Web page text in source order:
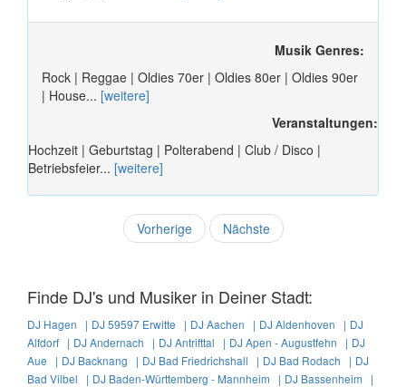
Musik Genres:
Rock | Reggae | Oldies 70er | Oldies 80er | Oldies 90er
| House... [weitere]
Veranstaltungen:
Hochzeit | Geburtstag | Polterabend | Club / Disco |
Betriebsfeier... [weitere]
Vorherige Nächste
Finde DJ's und Musiker in Deiner Stadt:
DJ Hagen | DJ 59597 Erwitte | DJ Aachen | DJ Aldenhoven | DJ
Alfdorf | DJ Andernach | DJ Antrifttal | DJ Apen - Augustfehn | DJ
Aue | DJ Backnang | DJ Bad Friedrichshall | DJ Bad Rodach | DJ
Bad Vilbel | DJ Baden-Württemberg - Mannheim | DJ Bassenheim |